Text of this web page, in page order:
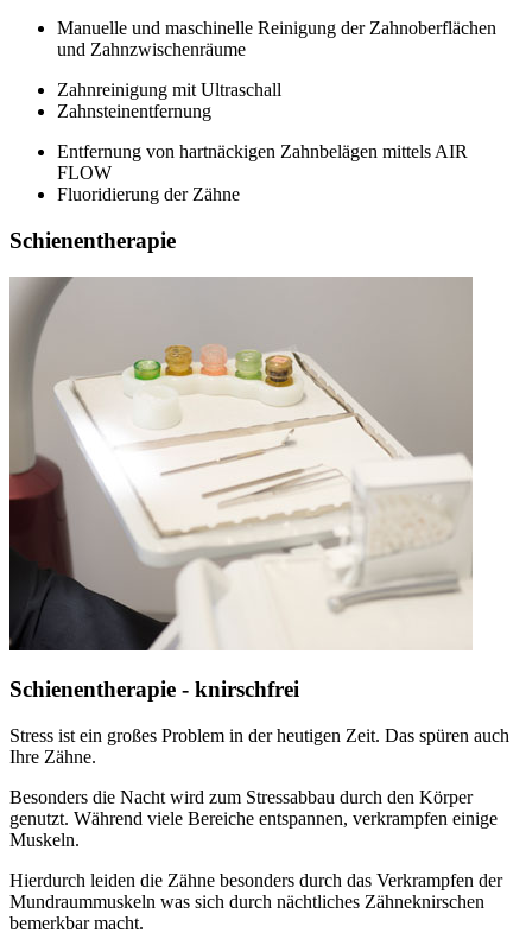
Manuelle und maschinelle Reinigung der Zahnoberflächen
und Zahnzwischenräume
Zahnreinigung mit Ultraschall
Zahnsteinentfernung
Entfernung von hartnäckigen Zahnbelägen mittels AIR
FLOW
Fluoridierung der Zähne
Schienentherapie
Schienentherapie - knirschfrei
Stress ist ein großes Problem in der heutigen Zeit. Das spüren auch
Ihre Zähne.
Besonders die Nacht wird zum Stressabbau durch den Körper
genutzt. Während viele Bereiche entspannen, verkrampfen einige
Muskeln.
Hierdurch leiden die Zähne besonders durch das Verkrampfen der
Mundraummuskeln was sich durch nächtliches Zähneknirschen
bemerkbar macht.